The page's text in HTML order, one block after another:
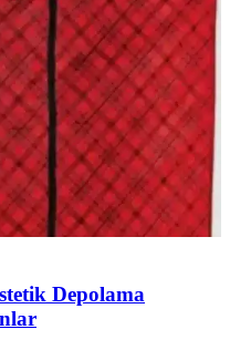
Depolama